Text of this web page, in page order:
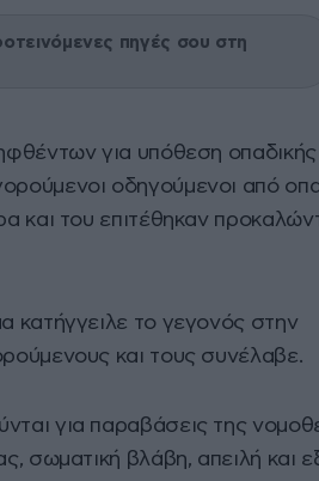
πηγές σου στη
για υπόθεση οπαδικής
οδηγούμενοι από
και του επιτέθηκαν
κατήγγειλε το γεγονός στην
και τους συνέλαβε.
για παραβάσεις της
σωματική βλάβη, απειλή και